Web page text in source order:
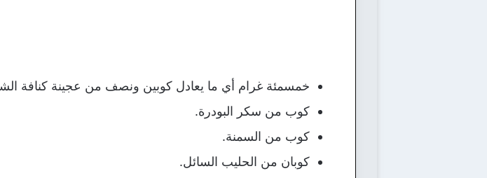
خمسمئة غرام أي ما يعادل كوبين ونصف من عجينة كنافة
كوب من سكر البودرة.
كوب من السمنة.
كوبان من الحليب السائل.